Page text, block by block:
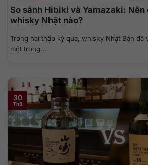
So sánh Hibiki và Yamazaki: Nên
whisky Nhật nào?
Trong hai thập kỷ qua, whisky Nhật Bản đã
một trong...
30
Th8